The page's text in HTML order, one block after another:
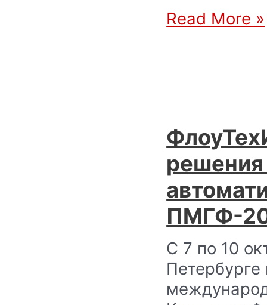
Read More »
решения
ПМГФ-
С 7 по 10
Петербурге